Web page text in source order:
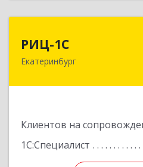
РИЦ-1С
Екатеринбург
Клиентов на
1С:Специалист
620102,